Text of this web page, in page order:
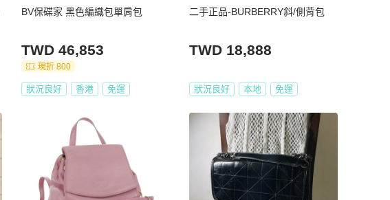
BV保碟家 黑色編織包單肩包
TWD 46,853
現折 800
狀況良好 香港 免運
二手正品-BURBERRY斜/側背包
TWD 18,888
狀況良好 本地 免運